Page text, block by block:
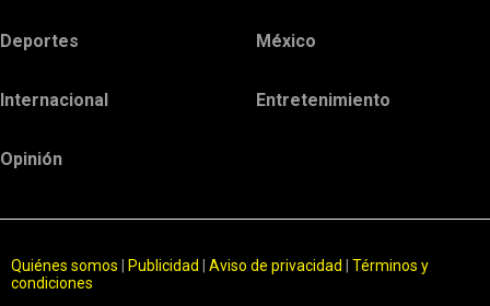
Deportes México
Internacional Entretenimiento
Opinión
Quiénes somos Publicidad Aviso de privacidad
Términos y
condiciones